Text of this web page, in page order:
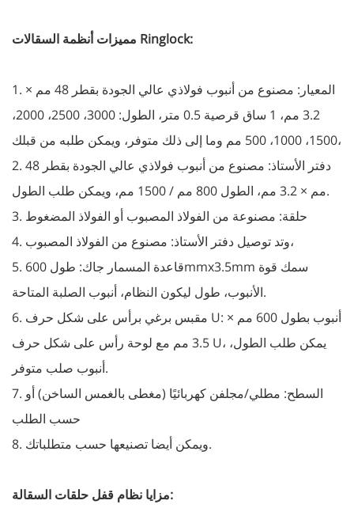
مميزات أنظمة السقالات Ringlock:
1. المعيار: مصنوع من أنبوب فولاذي عالي الجودة بقطر 48 مم ×
3.2 مم، 1 ساق قرصية 0.5 متر، الطول: 3000، 2500، 2000،
1500، 1000، 500 مم وما إلى ذلك متوفر، ويمكن طلبه من قبلك،
2. دفتر الأستاذ: مصنوع من أنبوب فولاذي عالي الجودة بقطر 48
مم × 3.2 مم، الطول 800 مم / 1500 مم، ويمكن طلب الطول.
3. حلقة: مصنوعة من الفولاذ المصبوب أو الفولاذ المضغوط
4. وتد توصيل دفتر الأستاذ: مصنوع من الفولاذ المصبوب،
5. قاعدة المسمار جاك: طول 600mmx3.5mm سمك قوة
الأنبوب، طول ليكون النظام، أنبوب الصلبة المتاحة.
6. مقبس برغي برأس على شكل حرف U: أنبوب بطول 600 مم ×
3.5 مم مع لوحة رأس على شكل حرف U، يمكن طلب الطول،
أنبوب صلب متوفر.
7. السطح: مطلي/مجلفن كهربائيًا (مغطى بالغمس الساخن) أو
حسب الطلب
8. ويمكن أيضا تصنيعها حسب متطلباتك.
مزايا نظام قفل حلقات السقالة: